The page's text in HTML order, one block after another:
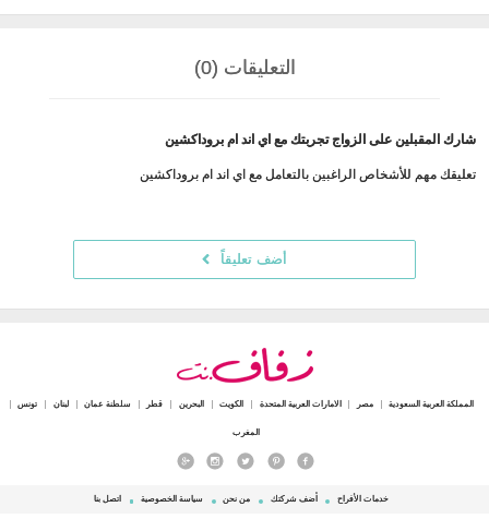
التعليقات (0)
شارك المقبلين على الزواج تجربتك مع اي اند ام بروداكشين
تعليقك مهم للأشخاص الراغبين بالتعامل مع اي اند ام بروداكشين
أضف تعليقاً
المملكة العربية السعودية مصر الامارات العربية المتحدة الكويت البحرين قطر سلطنة عمان لبنان تونس
المغرب
خدمات الأفراح أضف شركتك من نحن سياسة الخصوصية اتصل بنا